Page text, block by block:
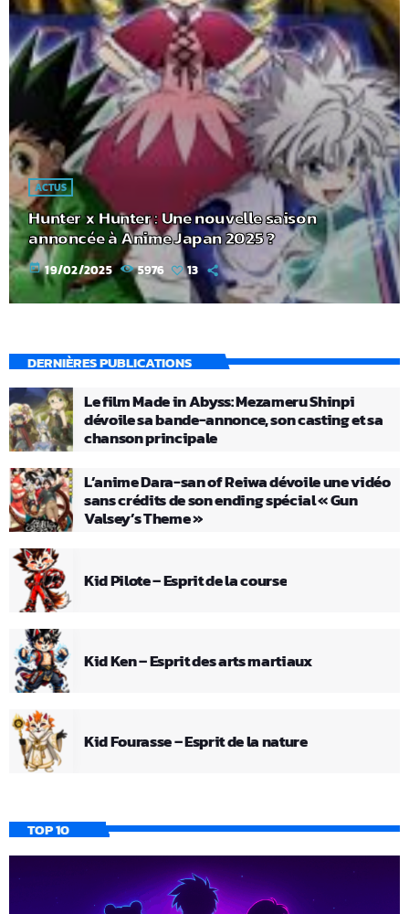
ACTUS
Hunter x Hunter : Une nouvelle saison
annoncée à Anime Japan 2025 ?
today 19/02/2025 5976 13
DERNIÈRES PUBLICATIONS
Le film Made in Abyss: Mezameru Shinpi
dévoile sa bande-annonce, son casting et sa
chanson principale
L’anime Dara-san of Reiwa dévoile une vidéo
sans crédits de son ending spécial « Gun
Valsey’s Theme »
Kid Pilote – Esprit de la course
Kid Ken – Esprit des arts martiaux
Kid Fourasse – Esprit de la nature
TOP 10